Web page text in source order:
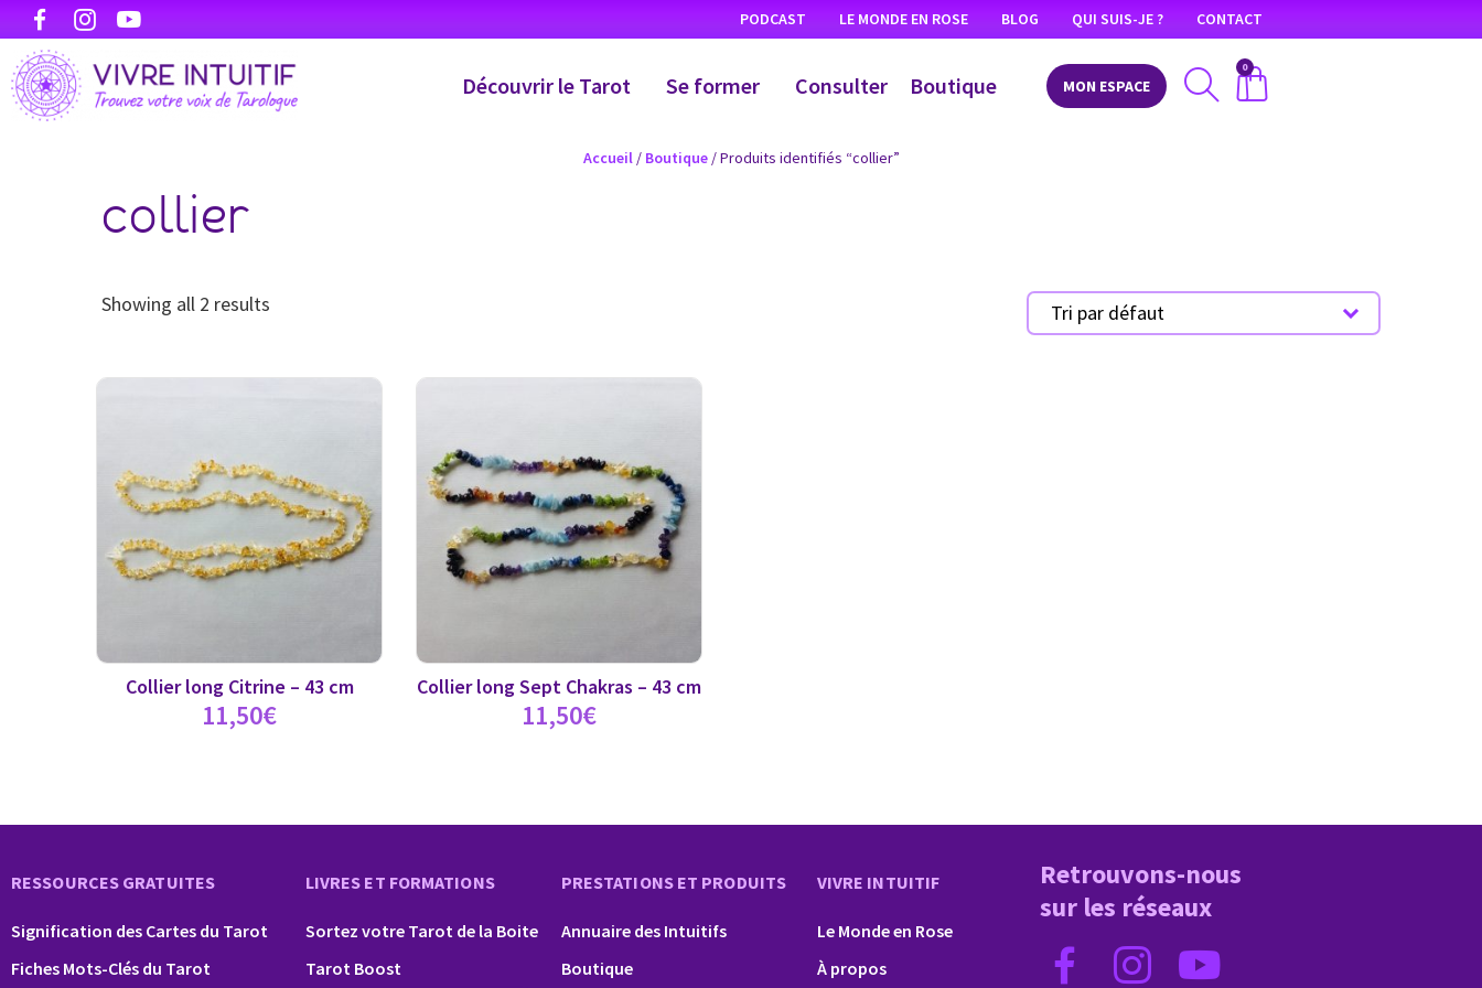
PODCAST LE MONDE EN ROSE BLOG QUI SUIS-JE ? CONTACT
Découvrir le Tarot Se former Consulter Boutique MON ESPACE
0
Accueil/ Boutique/ Produits identifiés “collier”
collier
Showing all 2 results
Collier long Citrine – 43 cm
11,50€
Collier long Sept Chakras – 43 cm
11,50€
RESSOURCES GRATUITES
Signification des Cartes du Tarot
Fiches Mots-Clés du Tarot
LIVRES ET FORMATIONS
Sortez votre Tarot de la Boite
Tarot Boost
PRESTATIONS ET PRODUITS
Annuaire des Intuitifs
Boutique
VIVRE INTUITIF
Le Monde en Rose
À propos
Retrouvons-nous
sur les réseaux